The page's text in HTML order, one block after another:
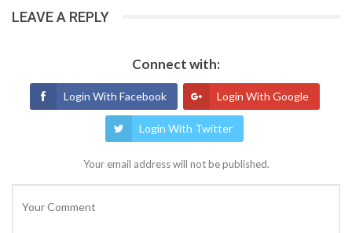
LEAVE A REPLY
Connect with:
Login With Facebook Login With Google
Login With Twitter
Your email address will not be published.